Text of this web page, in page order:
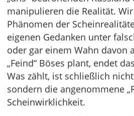
manipulieren die Realität.
Phänomen der
eigenen Gedanken unter
oder gar einem Wahn davon
„Feind“ Böses plant, endet
Was zählt, ist schließlich
sondern die angenommene
Scheinwirklichkeit.